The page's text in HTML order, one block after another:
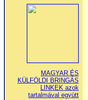
MAGYAR ÉS
KÜLFÖLDI BRINGÁS
LINKEK azok
tartalmával együtt